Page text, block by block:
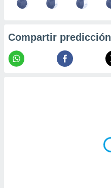
Compartir predicción